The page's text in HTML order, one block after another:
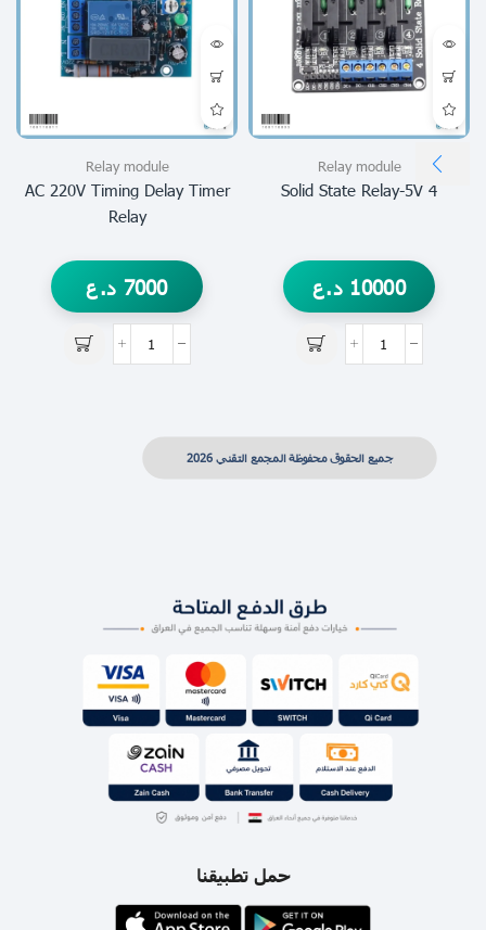
Relay module
4 Solid State Relay-5V
10000 د.ع
Relay module
AC 220V Timing Delay Timer
Relay
7000 د.ع
جميع الحقوق محفوظة المجمع التقني 2026
حمل تطبيقنا